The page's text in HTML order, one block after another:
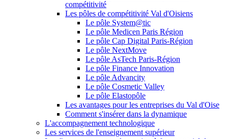
compétitivité
Les pôles de compétitivité Val d'Oisiens
Le pôle System@tic
Le pôle Medicen Paris Région
Le pôle Cap Digital Paris-Région
Le pôle NextMove
Le pôle AsTech Paris-Région
Le pôle Finance Innovation
Le pôle Advancity
Le pôle Cosmetic Valley
Le pôle Elastopôle
Les avantages pour les entreprises du Val d'Oise
Comment s'insérer dans la dynamique
L'accompagnement technologique
Les services de l'enseignement supérieur